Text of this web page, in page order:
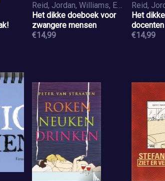
Reid, Jordan, Williams, Erin
Het dikke doeboek voor
zwangere mensen
€14,99
Reid,
Het
docenten
€14,99